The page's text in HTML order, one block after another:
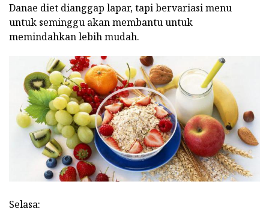
Danae diet dianggap lapar, tapi bervariasi menu
untuk seminggu akan membantu untuk
memindahkan lebih mudah.
Selasa: